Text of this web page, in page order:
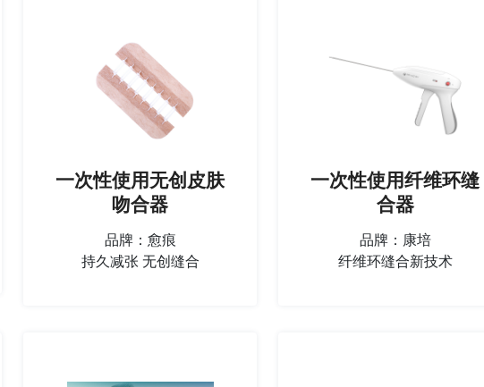
一次性使用无创皮肤
吻合器
品牌：愈痕
持久减张 无创缝合
一次性使用纤维环缝
合器
品牌：康培
纤维环缝合新技术